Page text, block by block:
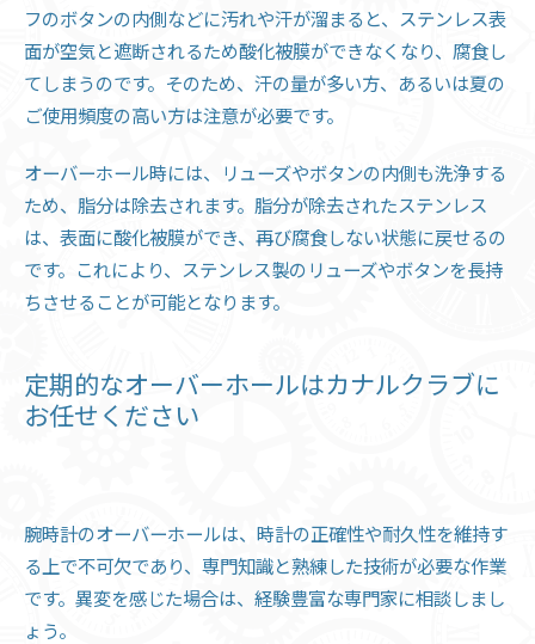
フのボタンの内側などに汚れや汗が溜まると、ステンレス表
面が空気と遮断されるため酸化被膜ができなくなり、腐食し
てしまうのです。そのため、汗の量が多い方、あるいは夏の
ご使用頻度の高い方は注意が必要です。
オーバーホール時には、リューズやボタンの内側も洗浄する
ため、脂分は除去されます。脂分が除去されたステンレス
は、表面に酸化被膜ができ、再び腐食しない状態に戻せるの
です。これにより、ステンレス製のリューズやボタンを長持
ちさせることが可能となります。
定期的なオーバーホールはカナルクラブに
お任せください
腕時計のオーバーホールは、時計の正確性や耐久性を維持す
る上で不可欠であり、専門知識と熟練した技術が必要な作業
です。異変を感じた場合は、経験豊富な専門家に相談しまし
ょう。